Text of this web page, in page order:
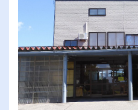
休日数が多